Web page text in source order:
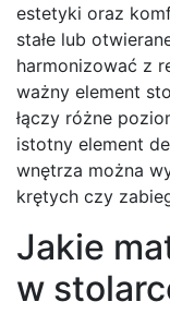
estetyki oraz
stałe lub
harmonizować z
ważny element
łączy różne
istotny element
wnętrza można
krętych czy
Jakie
w